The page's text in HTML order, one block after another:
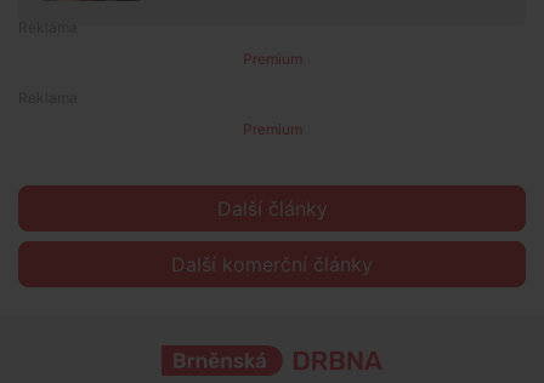
Premium
Premium
Další články
Další komerční články